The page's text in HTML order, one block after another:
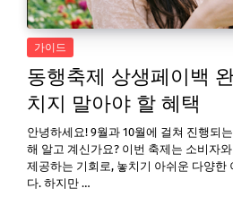
가이드
동행축제 상생페이백
치지 말아야 할 혜택
안녕하세요! 9월과 10월에 걸쳐 진행되
해 알고 계신가요? 이번 축제는 소비자
제공하는 기회로, 놓치기 아쉬운 다양한
다. 하지만 …